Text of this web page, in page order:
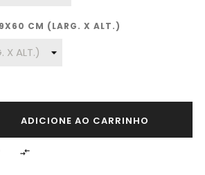
CM (LARG. X ALT.)
ADICIONE AO CARRINHO
